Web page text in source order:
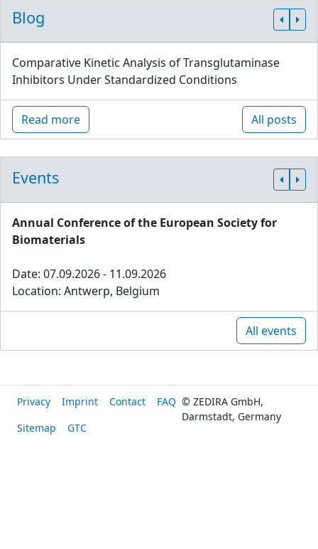
Blog
Comparative Kinetic Analysis of Transglutaminase
Inhibitors Under Standardized Conditions
Read more All posts
Events
Annual Conference of the European Society for
Biomaterials
Date: 07.09.2026 - 11.09.2026
Location: Antwerp, Belgium
All events
Privacy Imprint Contact
FAQ
Sitemap
GTC
© ZEDIRA GmbH,
Darmstadt, Germany